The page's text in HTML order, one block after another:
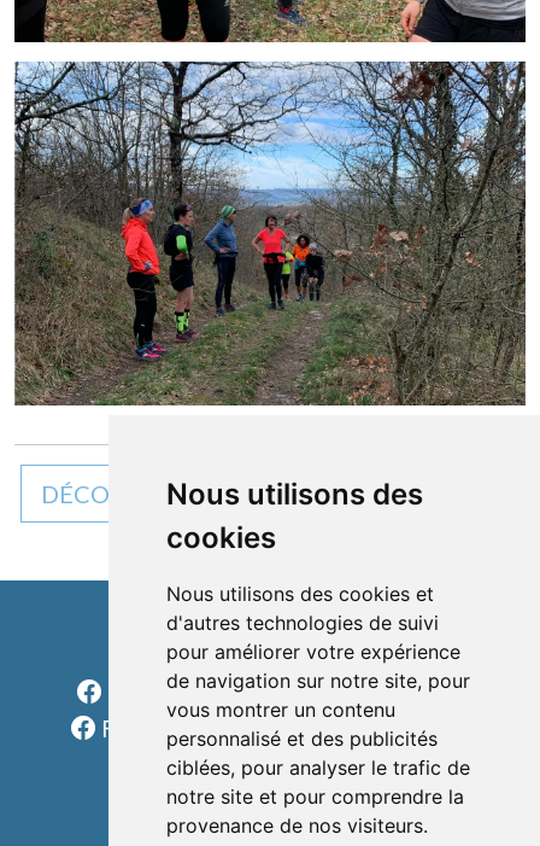
Nous utilisons des
cookies
Nous utilisons des cookies et
d'autres technologies de suivi
pour améliorer votre expérience
de navigation sur notre site, pour
vous montrer un contenu
personnalisé et des publicités
ciblées, pour analyser le trafic de
notre site et pour comprendre la
provenance de nos visiteurs.
DÉCOUVREZ TOUTES NOS ACTUALITÉS
Cléon d'Andran
Facebook Charols Sports Loisirs
Facebook Les rondes charolaises
formulaire
téléphone
e-mail